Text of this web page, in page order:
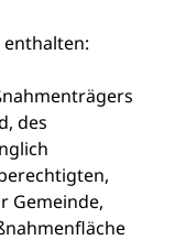
des
Gemeinde,